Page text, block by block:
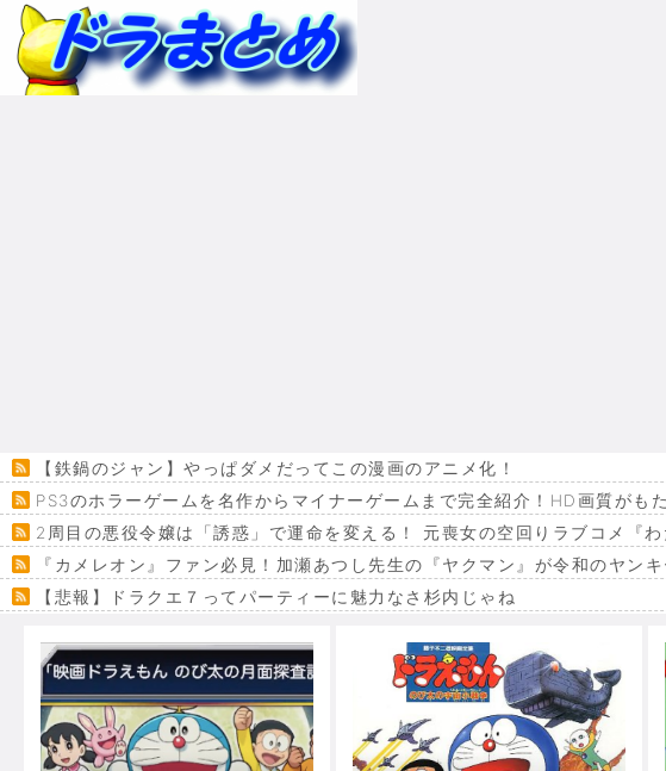
【鉄鍋のジャン】やっぱダメだってこの漫画のアニメ化！
PS3のホラーゲームを名作からマイナーゲームまで完全紹介！HD画質がも
2周目の悪役令嬢は「誘惑」で運命を変える！ 元喪女の空回りラブコメ『
『カメレオン』ファン必見！加瀬あつし先生の『ヤクマン』が令和のヤン
【悲報】ドラクエ７ってパーティーに魅力なさ杉内じゃね
Powered by livedoor 相互RSS